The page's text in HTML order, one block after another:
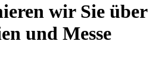
wir Sie über
und Messe